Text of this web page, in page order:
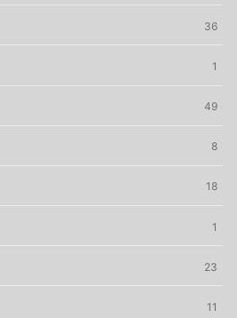
36
1
49
8
18
1
23
11